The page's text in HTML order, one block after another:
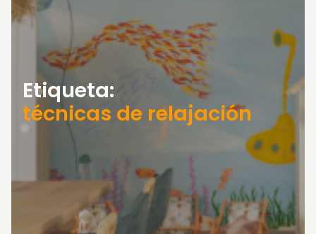
Etiqueta:
técnicas de relajación